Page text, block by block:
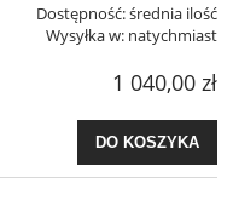
Dostępność:średnia ilość
Wysyłka w: natychmiast
1 040,00 zł
DO KOSZYKA